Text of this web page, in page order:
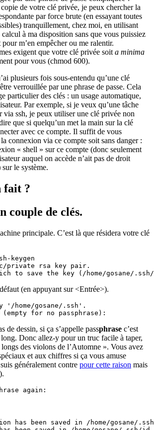
de votre clé privée, je peux chercher la
par force brute (en essayant toutes
tranquillement, chez moi, en utilisant
à ma disposition sans que vous puissiez
m’en empêcher ou me ralentir.
exigent que votre clé privée soit a minima
pour vous (chmod 600).
plusieurs fois sous-entendu qu’une clé
verrouillée par une phrase de passe. Cela
particulier des clés : un usage automatique,
Par exemple, si je veux qu’une tâche
via ssh, je peux utiliser une clé privée non
que si quelqu’un met la main sur la clé
avec ce compte. Il suffit de vous
connexion via ce compte soit sans danger :
« shell » sur ce compte (donc seulement
auquel on accède n’ait pas de droit
le système.
fait ?
couple de clés.
principale. C’est là que résidera votre clé
keygen
private rsa key pair.
(en appuyant sur <Entrée>).
'/home/gosane/.ssh'.
de dessin, si ça s’appelle passphrase c’est
Donc allez-y pour un truc facile à taper,
des violons de l’Automne ». Vous avez
et aux chiffres si ça vous amuse
généralement contre pour cette raison mais
has been saved in /home/gosane/